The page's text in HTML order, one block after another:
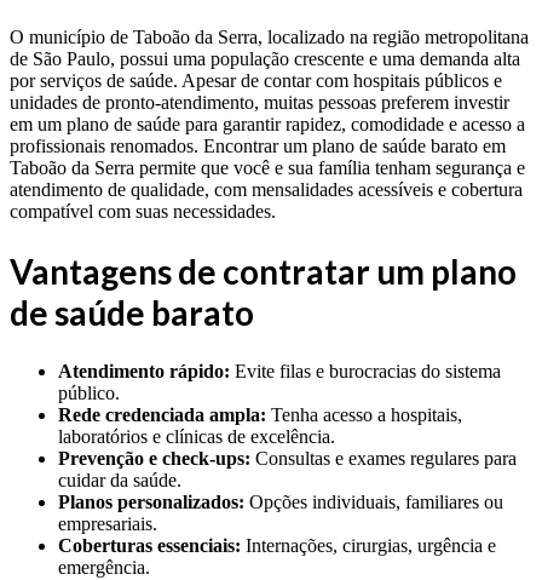
O município de Taboão da Serra, localizado na região metropolitana
de São Paulo, possui uma população crescente e uma demanda alta
por serviços de saúde. Apesar de contar com hospitais públicos e
unidades de pronto-atendimento, muitas pessoas preferem investir
em um plano de saúde para garantir rapidez, comodidade e acesso a
profissionais renomados. Encontrar um plano de saúde barato em
Taboão da Serra permite que você e sua família tenham segurança e
atendimento de qualidade, com mensalidades acessíveis e cobertura
compatível com suas necessidades.
Vantagens de contratar um plano
de saúde barato
Atendimento rápido: Evite filas e burocracias do sistema
público.
Rede credenciada ampla: Tenha acesso a hospitais,
laboratórios e clínicas de excelência.
Prevenção e check-ups: Consultas e exames regulares para
cuidar da saúde.
Planos personalizados: Opções individuais, familiares ou
empresariais.
Coberturas essenciais: Internações, cirurgias, urgência e
emergência.